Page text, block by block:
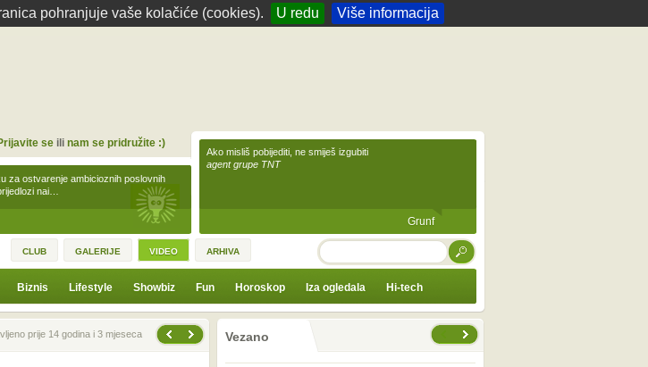
pohranjuje vaše kolačiće (cookies). U redu Više informacija
za ostvarenje ambicioznih poslovnih
nai…
seili nam se pridružite :)
Ako misliš pobijediti, ne smiješ izgubiti
agent grupe TNT
Grunf
CLUB GALERIJE VIDEO ARHIVA TRAŽI
Biznis Lifestyle Showbiz Fun Horoskop Iza ogledala Hi-tech
prije 14 godina i 3 mjeseca prethodno
1 Vezano